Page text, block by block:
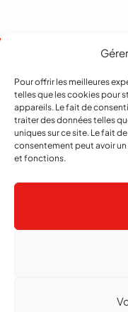
Pour offrir les meilleures
telles que les cookies pour
appareils. Le fait de
traiter des données telles
uniques sur ce site. Le fait
consentement peut avoir
et fonctions.
© 2026 echo